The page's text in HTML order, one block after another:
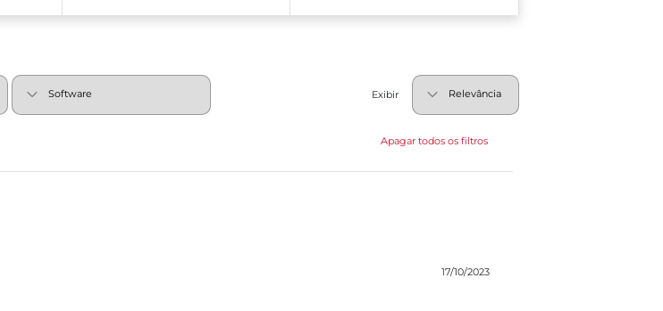
Exibir
Apagar todos os filtros
17/10/2023